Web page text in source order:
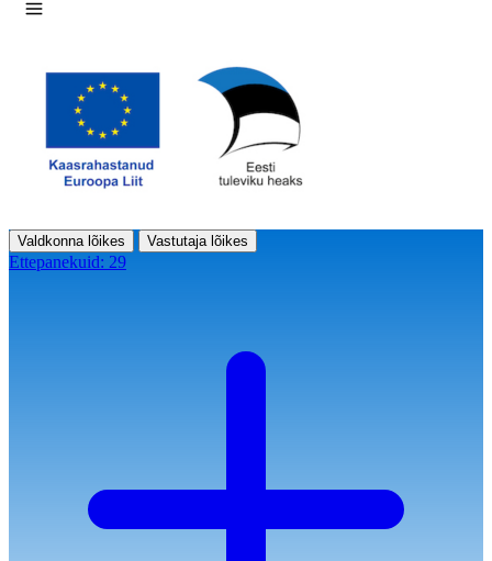
Ava menüü
Valdkonna lõikes Vastutaja lõikes
Ettepanekuid: 29